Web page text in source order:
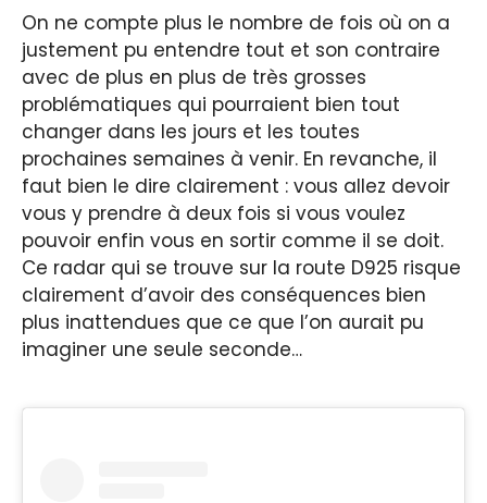
On ne compte plus le nombre de fois où on a
justement pu entendre tout et son contraire
avec de plus en plus de très grosses
problématiques qui pourraient bien tout
changer dans les jours et les toutes
prochaines semaines à venir. En revanche, il
faut bien le dire clairement : vous allez devoir
vous y prendre à deux fois si vous voulez
pouvoir enfin vous en sortir comme il se doit.
Ce radar qui se trouve sur la route D925 risque
clairement d’avoir des conséquences bien
plus inattendues que ce que l’on aurait pu
imaginer une seule seconde…